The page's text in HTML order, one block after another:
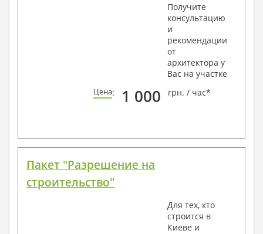
Получите
консультацию
и
рекомендации
от
архитектора у
Вас на участке
Цена: 1 000 грн. / час*
Пакет "Разрешение на
строительство"
Для тех, кто
строится в
Киеве и